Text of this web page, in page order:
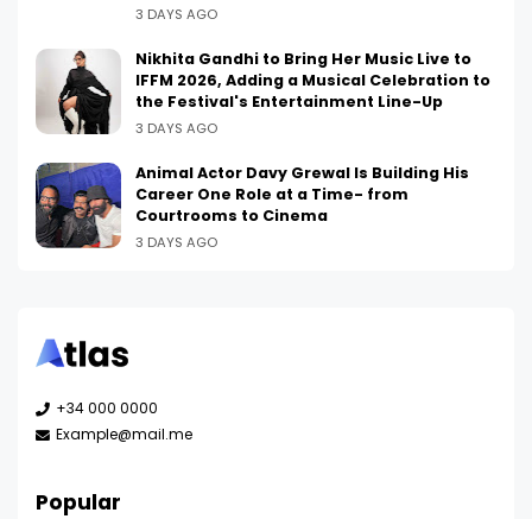
3 DAYS AGO
Nikhita Gandhi to Bring Her Music Live to
IFFM 2026, Adding a Musical Celebration to
the Festival's Entertainment Line-Up
3 DAYS AGO
Animal Actor Davy Grewal Is Building His
Career One Role at a Time- from
Courtrooms to Cinema
3 DAYS AGO
+34 000 0000
Example@mail.me
Popular